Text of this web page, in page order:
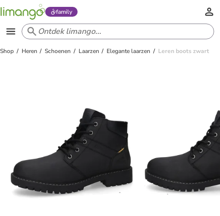
family
Shop Heren Schoenen Laarzen Elegante laarzen Leren boots zwart